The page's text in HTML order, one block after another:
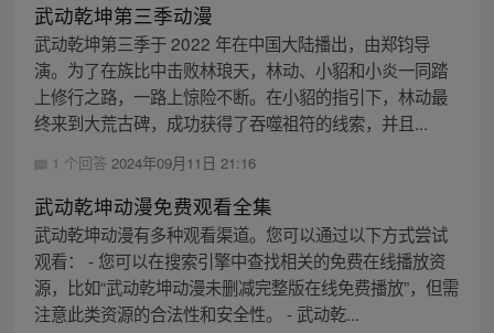
武动乾坤第三季动漫
武动乾坤第三季于 2022 年在中国大陆播出，由郑钧导
演。为了在族比中击败林琅天，林动、小貂和小炎一同踏
上修行之路，一路上惊险不断。在小貂的指引下，林动最
终来到大荒古碑，成功获得了吞噬祖符的线索，并且...
1 个回答 2024年09月11日 21:16
武动乾坤动漫免费观看全集
武动乾坤动漫有多种观看渠道。您可以通过以下方式尝试
观看： - 您可以在搜索引擎中查找相关的免费在线播放资
源，比如“武动乾坤动漫未删减完整版在线免费播放”，但需
注意此类资源的合法性和安全性。 - 武动乾...